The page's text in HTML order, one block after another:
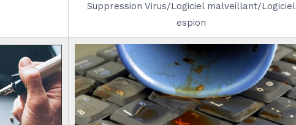
Suppression Virus/Logiciel malveillant/Logiciel
espion